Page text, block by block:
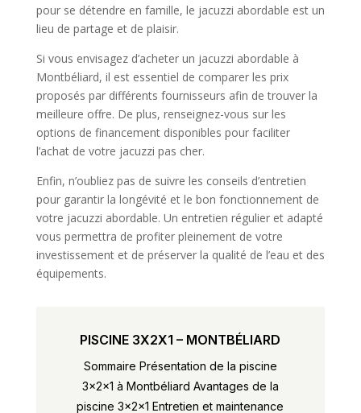
pour se détendre en famille, le jacuzzi abordable est un
lieu de partage et de plaisir.
Si vous envisagez d’acheter un jacuzzi abordable à
Montbéliard, il est essentiel de comparer les prix
proposés par différents fournisseurs afin de trouver la
meilleure offre. De plus, renseignez-vous sur les
options de financement disponibles pour faciliter
l’achat de votre jacuzzi pas cher.
Enfin, n’oubliez pas de suivre les conseils d’entretien
pour garantir la longévité et le bon fonctionnement de
votre jacuzzi abordable. Un entretien régulier et adapté
vous permettra de profiter pleinement de votre
investissement et de préserver la qualité de l’eau et des
équipements.
PISCINE 3X2X1 – MONTBÉLIARD
Sommaire Présentation de la piscine
3x2x1 à Montbéliard Avantages de la
piscine 3x2x1 Entretien et maintenance